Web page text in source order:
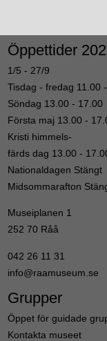
Öppettider
1/5 - 27/9
Tisdag - fredag 11.00
Söndag 13.00 - 17.00
Första maj 13.00 -
Kristi himmels-
färds dag 13.00 -
Nationaldagen Stängt
Midsommarafton
Museiplanen 1
252 70 Råå
042 26 11 31
info@raamuseum.se
Grupper
Öppet för guidade
Kontakta museet